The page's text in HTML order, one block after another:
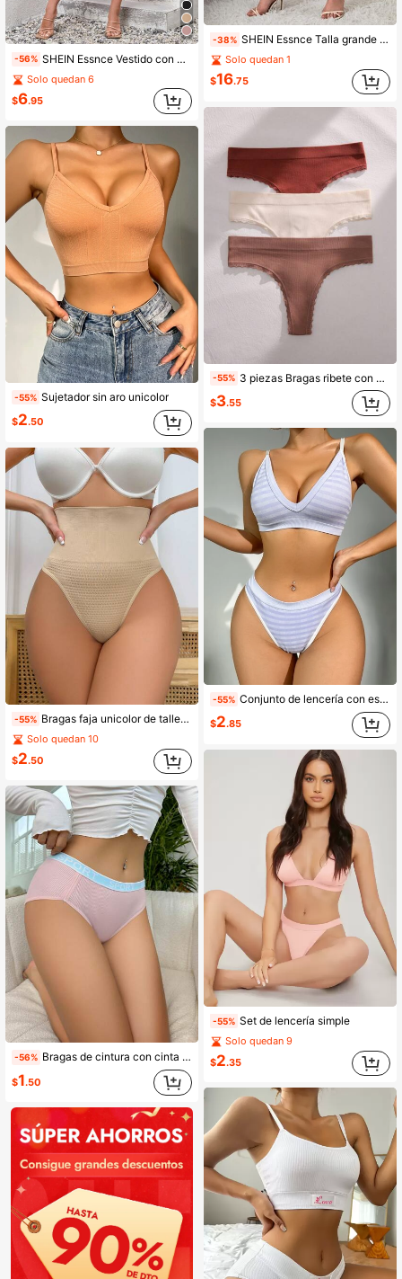
-56% SHEIN Essnce Vestido con botón delantero de manga murciélago
Solo quedan 6
$6.95
-55% Sujetador sin aro unicolor
$2.50
-55% Bragas faja unicolor de talle alto
Solo quedan 10
$2.50
-56% Bragas de cintura con cinta con letra
$1.50
-38% SHEIN Essnce Talla grande Pantalones bajo con abertura
Solo quedan 1
$16.75
-55% 3 piezas Bragas ribete con encaje tejido de canalé
$3.55
-55% Conjunto de lencería con estampado a rayas, set de sostén y panty
$2.85
-55% Set de lencería simple
Solo quedan 9
$2.35